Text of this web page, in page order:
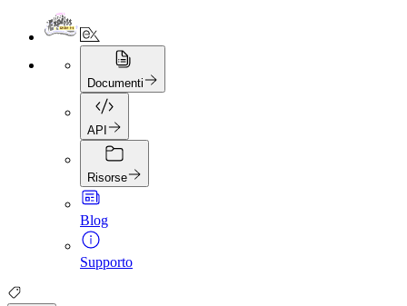
Documenti
API
Risorse
Blog
Supporto